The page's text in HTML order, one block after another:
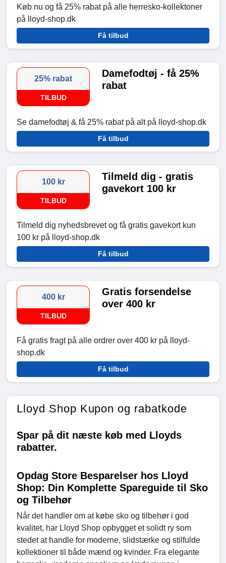
Køb nu og få 25% rabat på alle herresko-kollektoner
på lloyd-shop.dk
Få tilbud
25% rabat
TILBUD
Damefodtøj - få 25%
rabat
Se damefodtøj & få 25% rabat på alt på lloyd-shop.dk
Få tilbud
100 kr
TILBUD
Tilmeld dig - gratis
gavekort 100 kr
Tilmeld dig nyhedsbrevet og få gratis gavekort kun
100 kr på lloyd-shop.dk
Få tilbud
400 kr
TILBUD
Gratis forsendelse
over 400 kr
Få gratis fragt på alle ordrer over 400 kr på lloyd-
shop.dk
Få tilbud
Lloyd Shop Kupon og rabatkode
Spar på dit næste køb med Lloyds
rabatter.
Opdag Store Besparelser hos Lloyd
Shop: Din Komplette Spareguide til Sko
og Tilbehør
Når det handler om at købe sko og tilbehør i god
kvalitet, har Lloyd Shop opbygget et solidt ry som
stedet at handle for moderne, slidstærke og stilfulde
kollektioner til både mænd og kvinder. Fra elegante